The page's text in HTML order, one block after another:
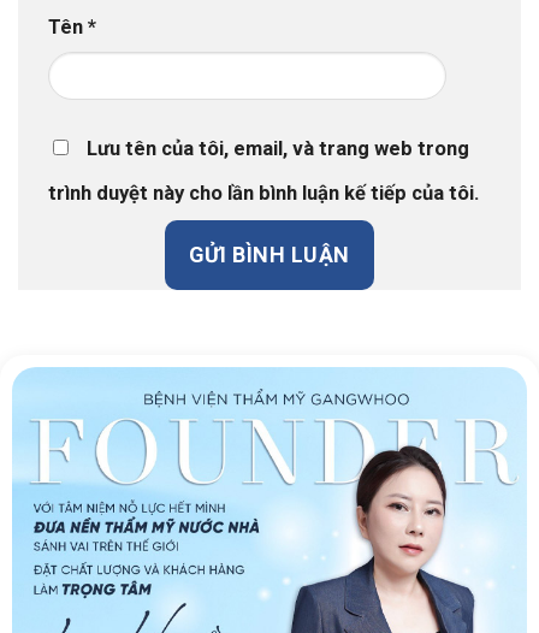
Tên *
Lưu tên của tôi, email, và trang web trong
trình duyệt này cho lần bình luận kế tiếp của tôi.